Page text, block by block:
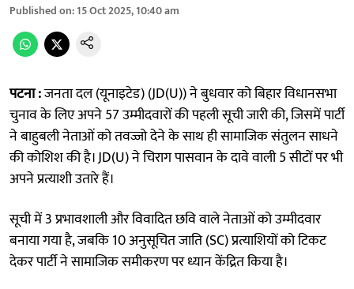
Published on:15 Oct 2025, 10:40 am
पटना :जनता दल (यूनाइटेड) (JD(U)) ने बुधवार को बिहार विधानसभा
चुनाव के लिए अपने 57 उम्मीदवारों की पहली सूची जारी की, जिसमें पार्टी
ने बाहुबली नेताओं को तवज्जो देने के साथ ही सामाजिक संतुलन साधने
की कोशिश की है। JD(U) ने चिराग पासवान के दावे वाली 5 सीटों पर भी
अपने प्रत्याशी उतारे हैं।
सूची में 3 प्रभावशाली और विवादित छवि वाले नेताओं को उम्मीदवार
बनाया गया है, जबकि 10 अनुसूचित जाति (SC) प्रत्याशियों को टिकट
देकर पार्टी ने सामाजिक समीकरण पर ध्यान केंद्रित किया है।